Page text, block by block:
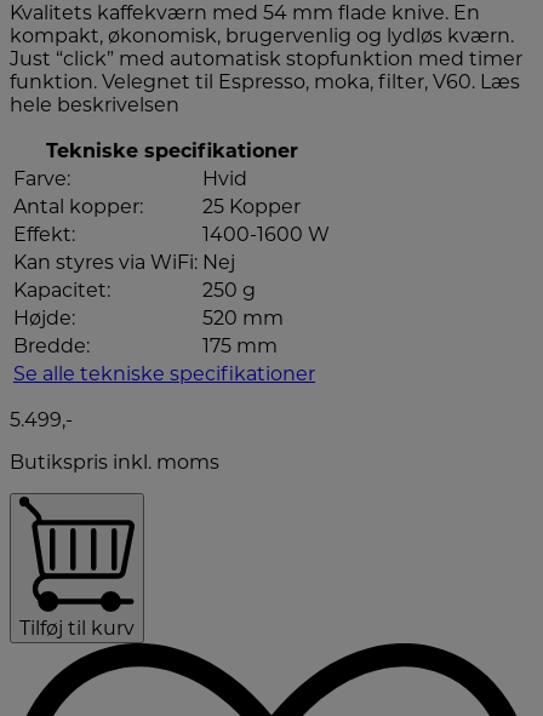
Kvalitets kaffekværn med 54 mm flade knive. En
kompakt, økonomisk, brugervenlig og lydløs kværn.
Just “click” med automatisk stopfunktion med timer
funktion. Velegnet til Espresso, moka, filter, V60. Læs
hele beskrivelsen
Tekniske specifikationer
Farve:
Hvid
Antal kopper:
25 Kopper
Effekt:
1400-1600 W
Kan styres via WiFi: Nej
Kapacitet:
250 g
Højde:
520 mm
Bredde:
175 mm
Se alle tekniske specifikationer
5.499,-
Butikspris inkl. moms
Tilføj til kurv